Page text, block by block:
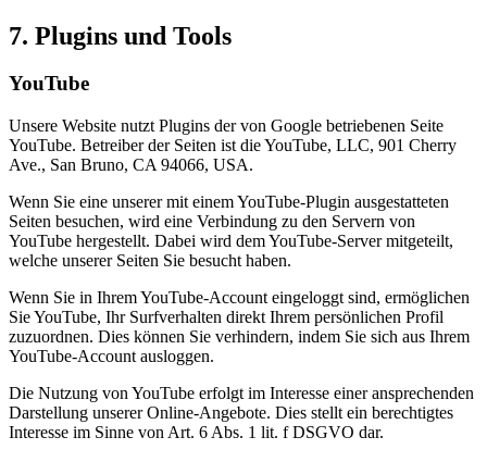
7. Plugins und Tools
YouTube
Unsere Website nutzt Plugins der von Google betriebenen Seite
YouTube. Betreiber der Seiten ist die YouTube, LLC, 901 Cherry
Ave., San Bruno, CA 94066, USA.
Wenn Sie eine unserer mit einem YouTube-Plugin ausgestatteten
Seiten besuchen, wird eine Verbindung zu den Servern von
YouTube hergestellt. Dabei wird dem YouTube-Server mitgeteilt,
welche unserer Seiten Sie besucht haben.
Wenn Sie in Ihrem YouTube-Account eingeloggt sind, ermöglichen
Sie YouTube, Ihr Surfverhalten direkt Ihrem persönlichen Profil
zuzuordnen. Dies können Sie verhindern, indem Sie sich aus Ihrem
YouTube-Account ausloggen.
Die Nutzung von YouTube erfolgt im Interesse einer ansprechenden
Darstellung unserer Online-Angebote. Dies stellt ein berechtigtes
Interesse im Sinne von Art. 6 Abs. 1 lit. f DSGVO dar.